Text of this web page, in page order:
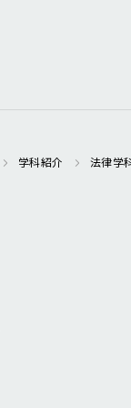
学科紹介 法律学